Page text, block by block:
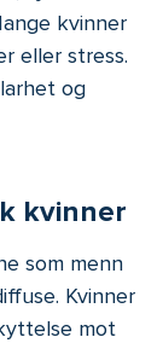
kvinner
eller stress.
og
kvinner
som menn
Kvinner
mot